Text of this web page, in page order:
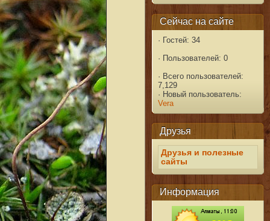
Сейчас на сайте
· Гостей: 34
· Пользователей: 0
· Всего пользователей:
7,129
· Новый пользователь:
Vera
Друзья
Друзья и полезные
сайты
Информация